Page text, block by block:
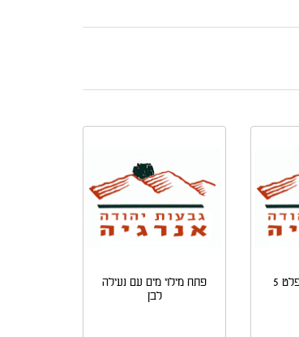
שסי לקרוואן קומפלט 5
פתח מילוי מים עם נעילה
לבן